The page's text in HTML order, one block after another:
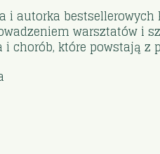
i autorka bestsellerowych
warsztatów i
chorób, które powstają z